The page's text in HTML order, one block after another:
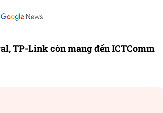
TP-Link còn mang đến ICTComm